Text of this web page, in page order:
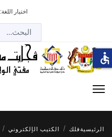
اختيار اللغة:
الرئيسية فلك
الكتيب الإلكتروني
accessible